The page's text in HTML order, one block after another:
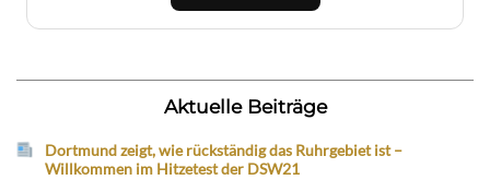
Aktuelle Beiträge
Dortmund zeigt, wie rückständig das Ruhrgebiet ist –
Willkommen im Hitzetest der DSW21